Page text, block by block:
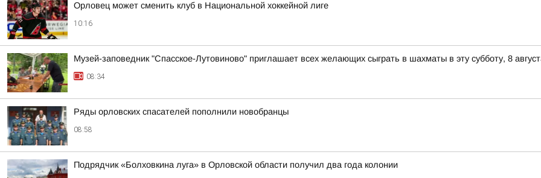
Орловец может сменить клуб в Национальной хоккейной лиге
10:16
Музей-заповедник "Спасское-Лутовиново" приглашает всех желающих сыграть в шахматы в эту субботу, 8
08:34
Ряды орловских спасателей пополнили новобранцы
08:58
Подрядчик «Болховкина луга» в Орловской области получил два года колонии